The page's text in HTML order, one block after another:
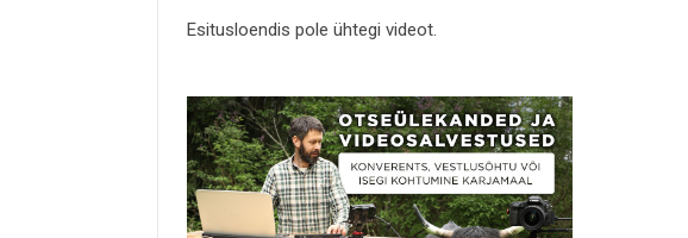
Esitusloendis pole ühtegi videot.